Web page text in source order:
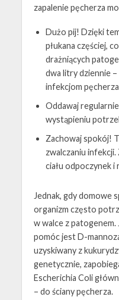
zapalenie pęcherza
Dużo pij! Dzięki
płukana częściej,
drażniących
dwa litry dziennie
infekcjom
Oddawaj
wystąpieniu
Zachowaj spokój!
zwalczaniu
ciału odpoczynek i
Jednak, gdy domowe
organizm często
w walce z
pomóc jest D-
uzyskiwany z
genetycznie,
Escherichia Coli
– do ściany pęcherza.